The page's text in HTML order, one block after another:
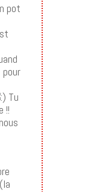
pot
Tu
!!